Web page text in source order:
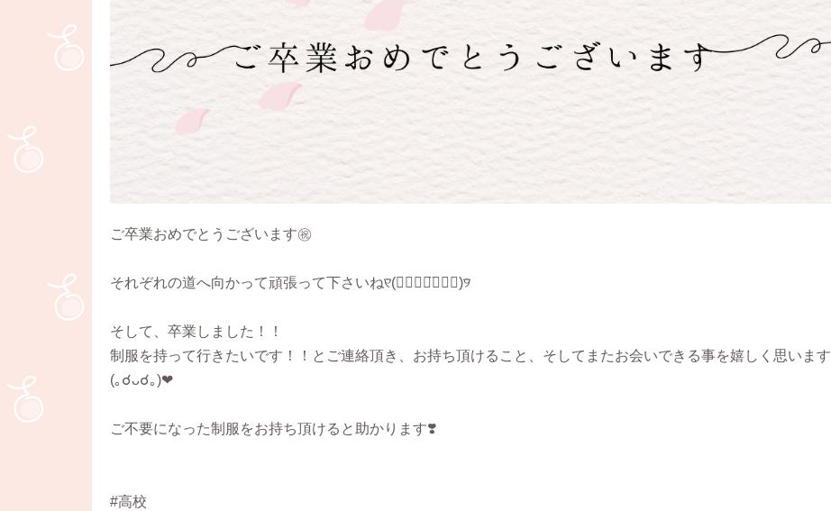
ご卒業おめでとうございます㊗️
それぞれの道へ向かって頑張って下さいね୧⃛(๑⃙⃘◡̈︎๑⃙⃘)୨⃛
そして、卒業しました！！
制服を持って行きたいです！！とご連絡頂き、お持ち頂けること、そしてまたお会いできる事を嬉しく思います
(｡☌︎ᴗ☌︎｡)❤︎
ご不要になった制服をお持ち頂けると助かります❣️
#高校